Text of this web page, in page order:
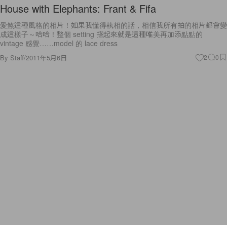
House with Elephants: Frant & Fifa
愛煞這種風格的相片！如果我懂得執相的話，相信我所有拍的相片都會變
成這樣子～哈哈！整個 setting 搭起來就是這種唯美再加添點點的
vintage 感覺……model 的 lace dress
By Staff/2011年5月6日 2 0